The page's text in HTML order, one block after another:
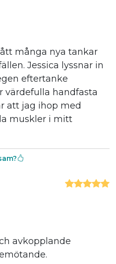
många nya tankar
Jessica lyssnar in
eftertanke
värdefulla handfasta
att jag ihop med
muskler i mitt
avkopplande